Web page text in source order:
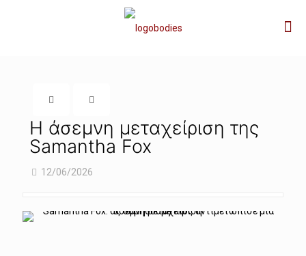
Η άσεμνη μεταχείριση της
Samantha Fox
12/06/2026